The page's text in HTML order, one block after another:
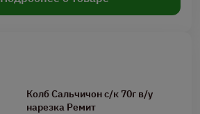
Колб Сальчичон с/к 70г в/у
нарезка Ремит